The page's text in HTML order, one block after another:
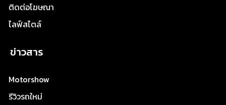
ติดต่อโฆษณา
ไลฟ์สไตล์
ข่าวสาร
Motorshow
รีวิวรถใหม่